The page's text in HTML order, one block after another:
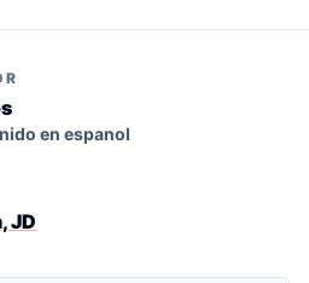
en espanol
JD